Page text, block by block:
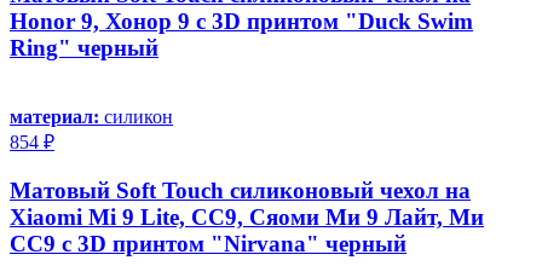
Honor 9, Хонор 9 с 3D принтом "Duck Swim
Ring" черный
материал: силикон
854 ₽
Матовый Soft Touch силиконовый чехол на
Xiaomi Mi 9 Lite, CC9, Сяоми Ми 9 Лайт, Ми
СС9 с 3D принтом "Nirvana" черный